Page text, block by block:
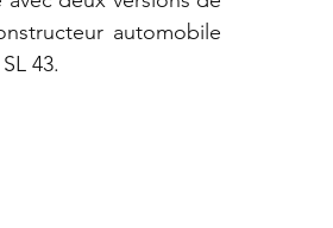
automobile
43.